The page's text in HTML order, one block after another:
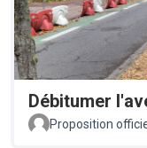
Débitumer
Proposition